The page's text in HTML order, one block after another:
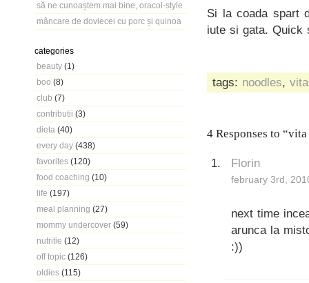
să ne cunoaștem mai bine, oracol-style
mâncare de dovlecei cu porc și quinoa
categories
beauty (1)
boo (8)
club (7)
contributii (3)
dieta (40)
every day (438)
favorites (120)
food coaching (10)
life (197)
meal planning (27)
mommy undercover (59)
nutritie (12)
off topic (126)
oldies (115)
Si la coada spart
iute si gata. Quick
tags: noodles, vita
4 Responses to
Florin
february 3rd,
next time
arunca la
:))